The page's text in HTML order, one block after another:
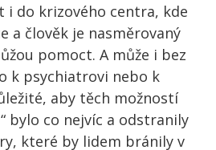
i do krizového centra, kde
a člověk je nasměrovaný
pomoct. A může i bez
k psychiatrovi nebo k
aby těch možností
bylo co nejvíc a odstranily
které by lidem bránily v